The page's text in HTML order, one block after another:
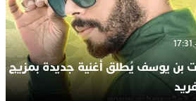
بن يوسف يُطلق أغنية جديدة بمزيج